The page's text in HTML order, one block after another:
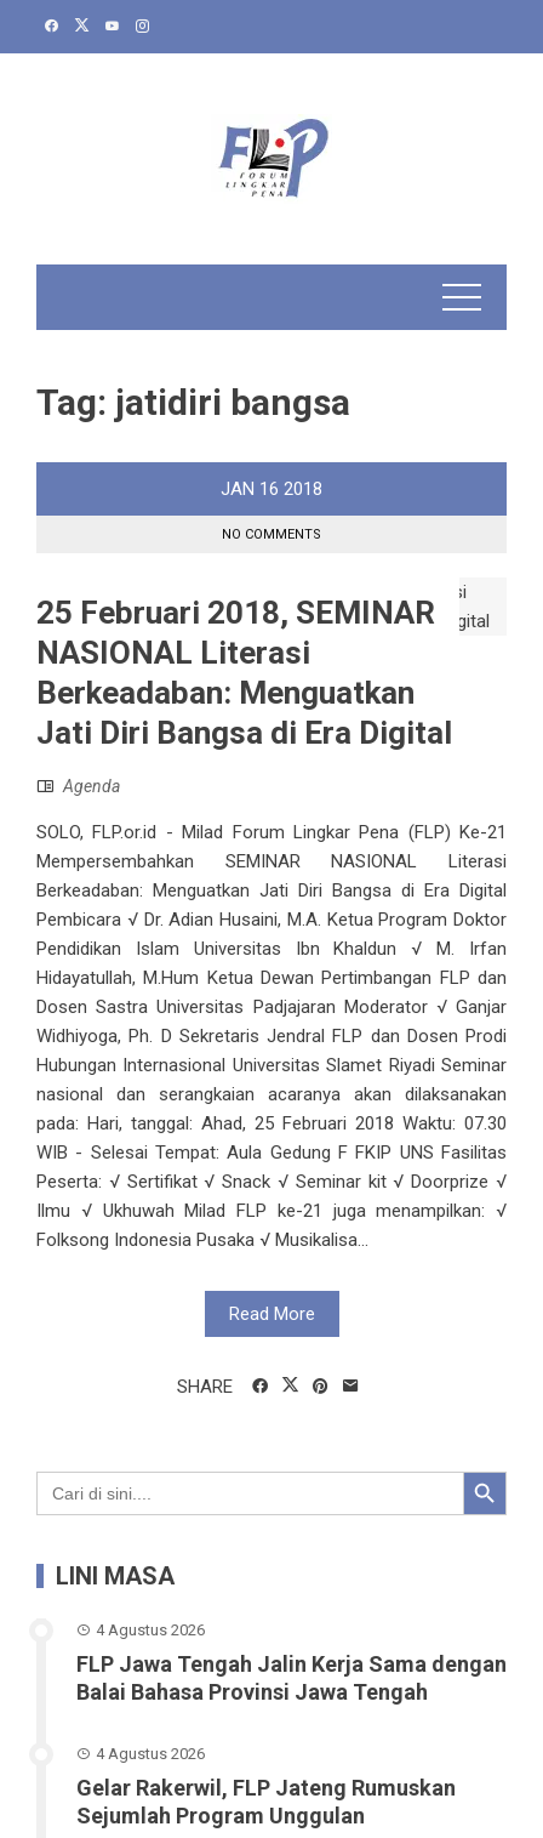
Tag: jatidiri bangsa
JAN 16 2018
NO COMMENTS
25 Februari 2018, SEMINAR
NASIONAL Literasi
Berkeadaban: Menguatkan
Jati Diri Bangsa di Era Digital
Agenda
SOLO, FLP.or.id - Milad Forum Lingkar Pena (FLP) Ke-21
Mempersembahkan SEMINAR NASIONAL Literasi
Berkeadaban: Menguatkan Jati Diri Bangsa di Era Digital
Pembicara √ Dr. Adian Husaini, M.A. Ketua Program Doktor
Pendidikan Islam Universitas Ibn Khaldun √ M. Irfan
Hidayatullah, M.Hum Ketua Dewan Pertimbangan FLP dan
Dosen Sastra Universitas Padjajaran Moderator √ Ganjar
Widhiyoga, Ph. D Sekretaris Jendral FLP dan Dosen Prodi
Hubungan Internasional Universitas Slamet Riyadi Seminar
nasional dan serangkaian acaranya akan dilaksanakan
pada: Hari, tanggal: Ahad, 25 Februari 2018 Waktu: 07.30
WIB - Selesai Tempat: Aula Gedung F FKIP UNS Fasilitas
Peserta: √ Sertifikat √ Snack √ Seminar kit √ Doorprize √
Ilmu √ Ukhuwah Milad FLP ke-21 juga menampilkan: √
Folksong Indonesia Pusaka √ Musikalisa...
Read More
SHARE
Search
for:
Search Button
LINI MASA
4 Agustus 2026
FLP Jawa Tengah Jalin Kerja Sama dengan
Balai Bahasa Provinsi Jawa Tengah
4 Agustus 2026
Gelar Rakerwil, FLP Jateng Rumuskan
Sejumlah Program Unggulan